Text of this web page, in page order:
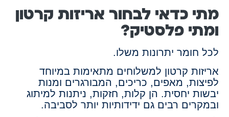
מתי כדאי לבחור אריזות קרטון
ומתי פלסטיק?
לכל חומר יתרונות משלו.
אריזות קרטון למשלוחים מתאימות במיוחד
לפיצות, מאפים, כריכים, המבורגרים ומנות
יבשות יחסית. הן קלות, חזקות, ניתנות למיתוג
ובמקרים רבים גם ידידותיות יותר לסביבה.